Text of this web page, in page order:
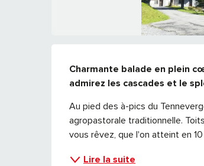
Charmante balade en plein
admirez les cascades et le
Au pied des à-pics du
agropastorale traditionnelle.
vous rêvez, que l'on atteint en
Lire la suite